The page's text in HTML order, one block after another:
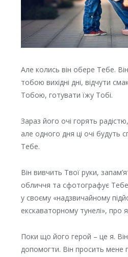
Але колись він обере Тебе.
тобою вихідні дні, відчути
Тобою, готувати їжу Тобі.
Зараз його очі горять
але одного дня ці очі будуть
Тебе.
Він вивчить Твої руки,
обличчя та сфотографує Тебе
у своєму «надзвичайному
екскаваторному тунелі», про
Поки що його герой – це я.
допомогти. Він просить мене